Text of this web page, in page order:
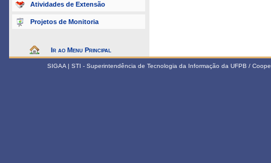
Atividades de Extensão
Projetos de Monitoria
Ir ao Menu Principal
SIGAA | STI - Superintendência de Tecnologia da Informação da UFPB /